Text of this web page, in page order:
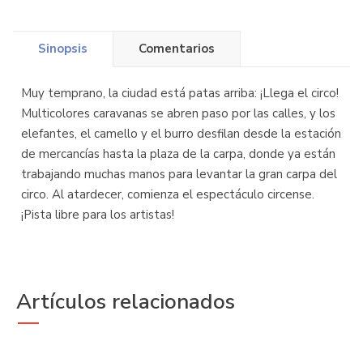
Sinopsis Comentarios
Muy temprano, la ciudad está patas arriba: ¡Llega el circo!
Multicolores caravanas se abren paso por las calles, y los
elefantes, el camello y el burro desfilan desde la estación
de mercancías hasta la plaza de la carpa, donde ya están
trabajando muchas manos para levantar la gran carpa del
circo. Al atardecer, comienza el espectáculo circense.
¡Pista libre para los artistas!
Artículos relacionados